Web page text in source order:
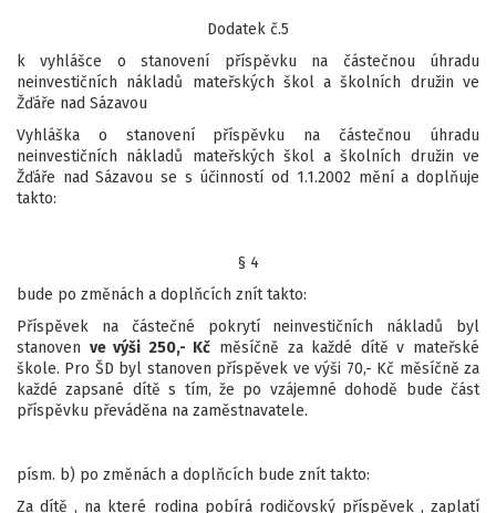
Dodatek č.5
k vyhlášce o stanovení příspěvku na částečnou úhradu
neinvestičních nákladů mateřských škol a školních družin ve
Žďáře nad Sázavou
Vyhláška o stanovení příspěvku na částečnou úhradu
neinvestičních nákladů mateřských škol a školních družin ve
Žďáře nad Sázavou se s účinností od 1.1.2002 mění a doplňuje
takto:
§ 4
bude po změnách a doplňcích znít takto:
Příspěvek na částečné pokrytí neinvestičních nákladů byl
stanoven ve výši 250,- Kč měsíčně za každé dítě v mateřské
škole. Pro ŠD byl stanoven příspěvek ve výši 70,- Kč měsíčně za
každé zapsané dítě s tím, že po vzájemné dohodě bude část
příspěvku převáděna na zaměstnavatele.
písm. b) po změnách a doplňcích bude znít takto:
Za dítě , na které rodina pobírá rodičovský příspěvek , zaplatí